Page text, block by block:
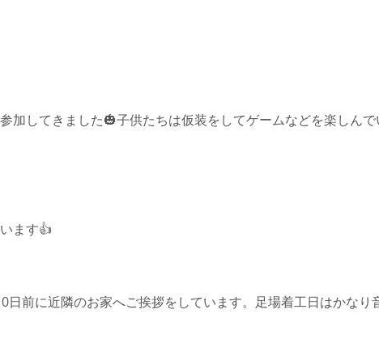
加してきました🎃子供たちは仮装をしてゲームなどを楽しん
ます👍
前に近隣のお家へご挨拶をしています。足場着工日はかな